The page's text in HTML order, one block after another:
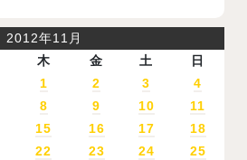
2012年11月
木 金 土 日
1 2 3
4
8 9 10
11
15 16 17
18
22 23 24
25